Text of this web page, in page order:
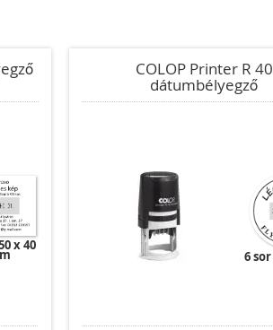
x 40
COLOP Printer R 40
dátumbélyegző
6 sor